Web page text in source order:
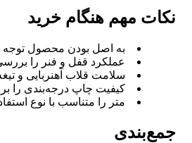
نکات مهم هنگام خرید
به اصل بودن محصول توجه
عملکرد قفل و فنر را
سلامت قلاب آهنربایی و
کیفیت چاپ درجه‌بندی را
متر را متناسب با نوع
جمع‌بندی